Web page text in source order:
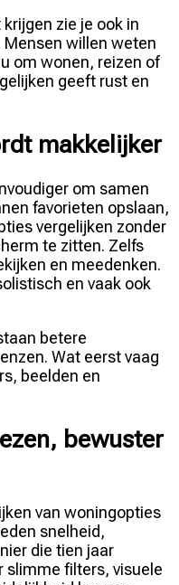
zie je ook in
willen weten
om wonen, reizen of
geeft rust en
makkelijker
om samen
favorieten opslaan,
vergelijken zonder
te zitten. Zelfs
en meedenken.
en vaak ook
betere
Wat eerst vaag
beelden en
bewuster
van woningopties
snelheid,
die tien jaar
slimme filters, visuele